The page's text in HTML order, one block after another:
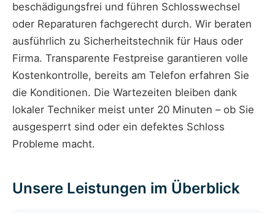
beschädigungsfrei und führen Schlosswechsel
oder Reparaturen fachgerecht durch. Wir beraten
ausführlich zu Sicherheitstechnik für Haus oder
Firma. Transparente Festpreise garantieren volle
Kostenkontrolle, bereits am Telefon erfahren Sie
die Konditionen. Die Wartezeiten bleiben dank
lokaler Techniker meist unter 20 Minuten – ob Sie
ausgesperrt sind oder ein defektes Schloss
Probleme macht.
Unsere Leistungen im Überblick